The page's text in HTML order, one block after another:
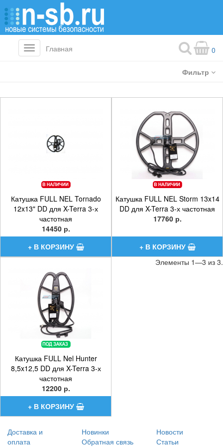
Toggle
navigation
Главная 0
Фильтр
Катушка FULL NEL Tornado
12x13" DD для X-Terra 3-х
частотная
14450 р.
Катушка FULL NEL Storm 13x14
DD для X-Terra 3-х частотная
17760 р.
Катушка FULL Nel Hunter
8,5x12,5 DD для X-Terra 3-х
частотная
12200 р.
Элементы 1—3 из 3.
Доставка и
оплата
Новинки
Обратная связь
Новости
Статьи